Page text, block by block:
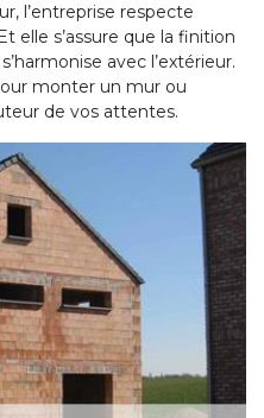
l’entreprise respecte
elle s’assure que la finition
avec l’extérieur.
monter un mur ou
de vos attentes.